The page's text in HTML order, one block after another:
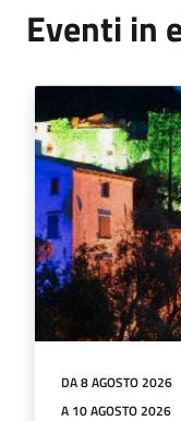
Eventi in
DA 8 AGOSTO 2026
A 10 AGOSTO 2026